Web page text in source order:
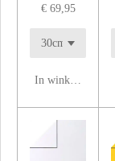
€ 69,95
In winkelwagen